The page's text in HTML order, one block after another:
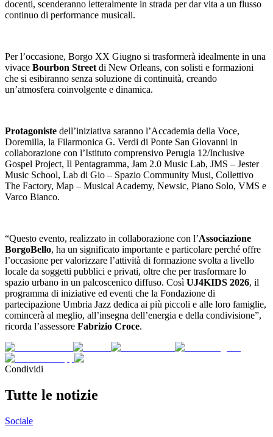
docenti, scenderanno letteralmente in strada per dar vita a un flusso
continuo di performance musicali.
Per l’occasione, Borgo XX Giugno si trasformerà idealmente in una
vivace Bourbon Streetdi New Orleans, con solisti e formazioni
che si esibiranno senza soluzione di continuità, creando
un’atmosfera coinvolgente e dinamica.
Protagoniste dell’iniziativa saranno l’Accademia della Voce,
Doremilla, la Filarmonica G. Verdi di Ponte San Giovanni in
collaborazione con l’Istituto comprensivo Perugia 12/Inclusive
Gospel Project, Il Pentagramma, Jam 2.0 Music Lab, JMS – Jester
Music School, Lab di Gio – Spazio Community Musi, Collettivo
The Factory, Map – Musical Academy, Newsic, Piano Solo, VMS e
Varco Bianco.
“Questo evento, realizzato in collaborazione con l’Associazione
BorgoBello, ha un significato importante e particolare perché offre
l’occasione per valorizzare l’attività di formazione svolta a livello
locale da soggetti pubblici e privati, oltre che per trasformare lo
spazio urbano in un palcoscenico diffuso. Così UJ4KIDS 2026, il
programma di iniziative ed eventi che la Fondazione di
partecipazione Umbria Jazz dedica ai più piccoli e alle loro famiglie,
comincerà al meglio, all’insegna dell’energia e della condivisione”,
ricorda l’assessore Fabrizio Croce.
Condividi
Tutte le notizie
Sociale